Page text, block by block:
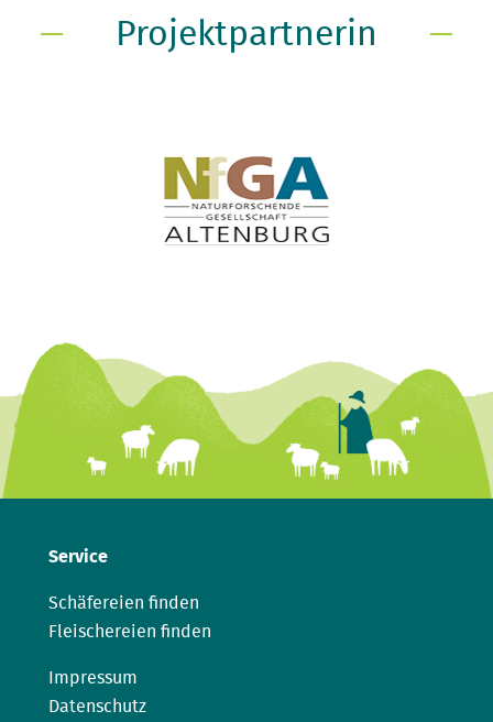
Projektpartnerin
Service
Schäfereien finden
Fleischereien finden
Impressum
Datenschutz